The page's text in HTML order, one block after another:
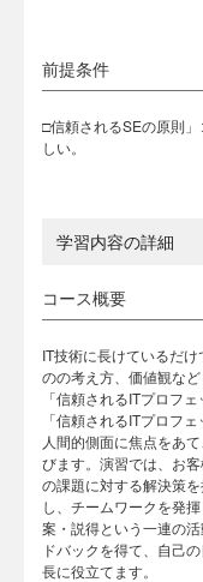
前提条件
□信頼されるSEの原則
しい。
学習内容の詳細
コース概要
IT技術に長けているだ
のの考え方、価値観な
「信頼されるITプロフ
「信頼されるITプロフ
人間的側面に焦点をあ
びます。演習では、お
の課題に対する解決策
し、チームワークを発
案・説得という一連の
ドバックを得て、自己
長に役立てます。